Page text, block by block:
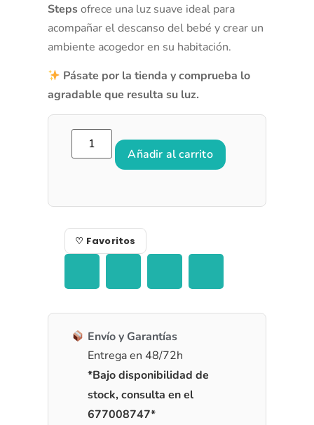
Stepsofrece una luz suave ideal para
acompañar el descanso del bebé y crear un
ambiente acogedor en su habitación.
Pásate por la tienda y comprueba lo
agradable que resulta su luz.
Añadir al carrito
♡ Favoritos
Envío y Garantías
Entrega en 48/72h
*Bajo disponibilidad de
stock, consulta en el
677008747*